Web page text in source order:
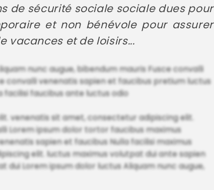
de sécurité sociale sociale dues pour
et non bénévole pour assurer
vacances et de loisirs...
nunc augue, bibendum mauris Fusce convalli
convalli venenatis sapien et faucibus pretium luctus
facilisi faucibus ante luctus odio
venenatis sit amet, consectetur adipiscing elit.
Lorem ipsum dolor tortor faucibus maximus
sapien et faucibus Nulla facilisi maximus
elit. luctus maximus volutpat dui ante sapien
Lorem ipsum dolor luctus Aliquam nunc augue,